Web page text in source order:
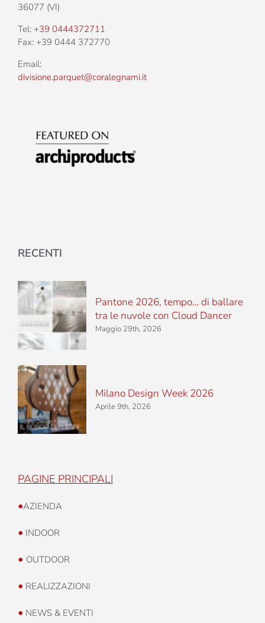
36077 (VI)
Tel: +39 0444372711
Fax: +39 0444 372770
Email:
divisione.parquet@coralegnami.it
RECENTI
Pantone 2026, tempo… di ballare
tra le nuvole con Cloud Dancer
Maggio 29th, 2026
Milano Design Week 2026
Aprile 9th, 2026
PAGINE PRINCIPALI
•AZIENDA
• INDOOR
• OUTDOOR
• REALIZZAZIONI
• NEWS & EVENTI